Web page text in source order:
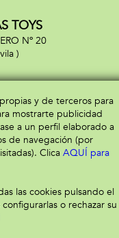
TOYS
Nº 20
)
y de terceros para
mostrarte publicidad
a un perfil elaborado a
de navegación (por
Clica AQUÍ para
las cookies pulsando el
o rechazar su